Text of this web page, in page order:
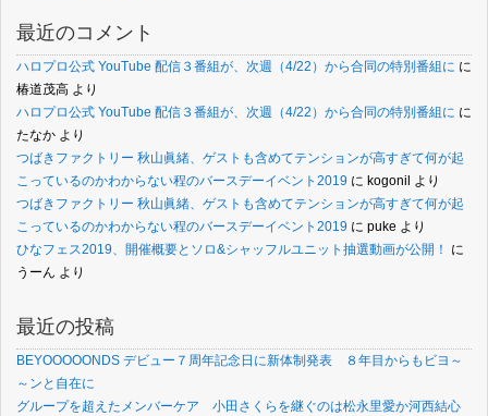
最近のコメント
ハロプロ公式 YouTube 配信３番組が、次週（4/22）から合同の特別番組に に
椿道茂高 より
ハロプロ公式 YouTube 配信３番組が、次週（4/22）から合同の特別番組に に
たなか より
つばきファクトリー 秋山眞緒、ゲストも含めてテンションが高すぎて何が起
こっているのかわからない程のバースデーイベント2019 に kogonil より
つばきファクトリー 秋山眞緒、ゲストも含めてテンションが高すぎて何が起
こっているのかわからない程のバースデーイベント2019 に puke より
ひなフェス2019、開催概要とソロ&シャッフルユニット抽選動画が公開！
に
うーん より
最近の投稿
BEYOOOOONDS デビュー７周年記念日に新体制発表 ８年目からもビヨ～
～ンと自在に
グループを超えたメンバーケア 小田さくらを継ぐのは松永里愛か河西結心